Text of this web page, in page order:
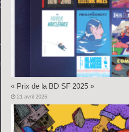
« Prix de la BD SF 2025 »
21 avril 2026